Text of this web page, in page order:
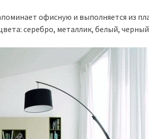
офисную и выполняется из
серебро, металлик, белый,